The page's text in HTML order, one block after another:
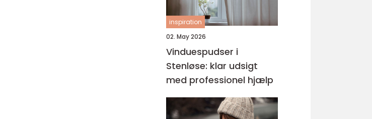
inspiration
02. May 2026
Vinduespudser i
Stenløse: klar udsigt
med professionel hjælp